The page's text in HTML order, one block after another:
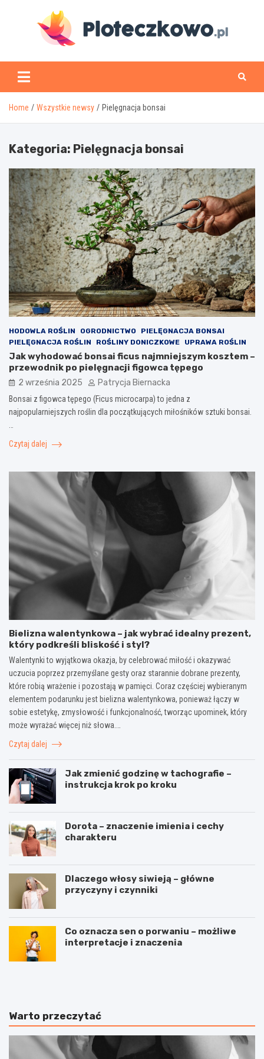
www.ploteczkowo.pl
Home Wszystkie newsy Pielęgnacja bonsai
Kategoria: Pielęgnacja bonsai
HODOWLA ROŚLIN OGRODNICTWO
PIELĘGNACJA BONSAI
PIELĘGNACJA ROŚLIN
ROŚLINY DONICZKOWE UPRAWA ROŚLIN
Jak wyhodować bonsai ficus najmniejszym kosztem –
przewodnik po pielęgnacji figowca tępego
2 września 2025 Patrycja Biernacka
Bonsai z figowca tępego (Ficus microcarpa) to jedna z
najpopularniejszych roślin dla początkujących miłośników sztuki bonsai.
Czytaj dalej
Bielizna walentynkowa – jak wybrać idealny prezent,
który podkreśli bliskość i styl?
Walentynki to wyjątkowa okazja, by celebrować miłość i okazywać
uczucia poprzez przemyślane gesty oraz starannie dobrane prezenty,
które robią wrażenie i pozostają w pamięci. Coraz częściej wybieranym
elementem podarunku jest bielizna walentynkowa, ponieważ łączy w
sobie estetykę, zmysłowość i funkcjonalność, tworząc upominek, który
może wyrażać więcej niż słowa.…
Czytaj dalej
Jak zmienić godzinę w tachografie –
instrukcja krok po kroku
Dorota – znaczenie imienia i cechy
charakteru
Dlaczego włosy siwieją – główne
przyczyny i czynniki
Co oznacza sen o porwaniu – możliwe
interpretacje i znaczenia
J
r
a
z
B
n
i
e
Warto przeczytać